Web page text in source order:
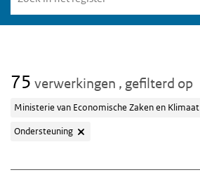
in
het
75 verwerkingen , gefilterd op
Ministerie van Economische Zaken en Klimaat
Ondersteuning